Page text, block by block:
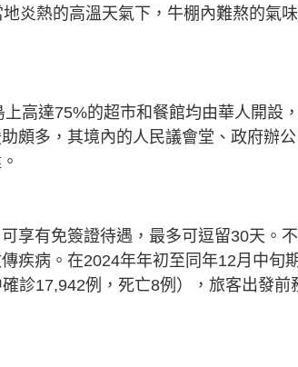
炎熱的高溫天氣下，牛棚內難熬的氣
高達75%的超市和餐館均由華人開設
頗多，其境內的人民議會堂、政府辦公
享有免簽證待遇，最多可逗留30天。
疾病。在2024年年初至同年12月中旬
診17,942例，死亡8例），旅客出發前